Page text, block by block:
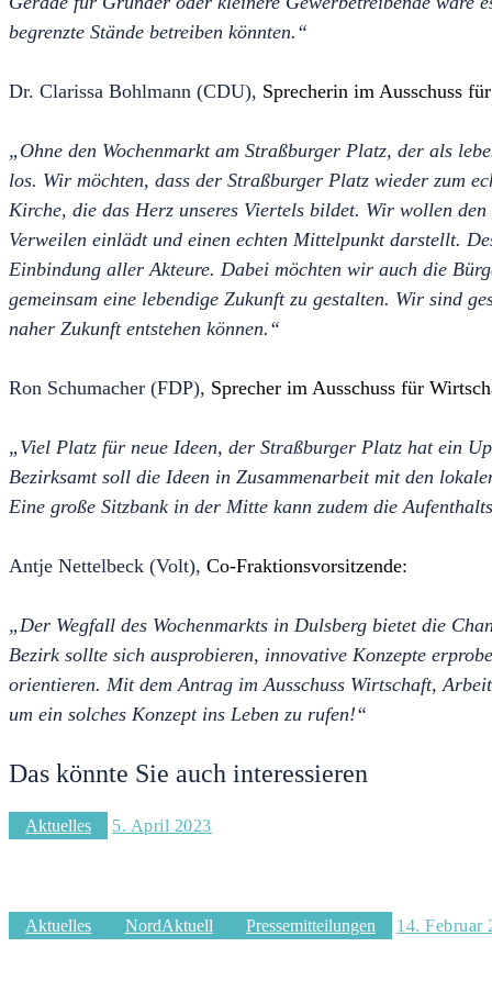
begrenzte Stände betreiben könnten.“
Dr. Clarissa Bohlmann (CDU), Sprecherin im Ausschuss
„Ohne den Wochenmarkt am Straßburger Platz, der als
los. Wir möchten, dass der Straßburger Platz wieder zum
Kirche, die das Herz unseres Viertels bildet. Wir wollen
Verweilen einlädt und einen echten Mittelpunkt darstellt.
Einbindung aller Akteure. Dabei möchten wir auch die
gemeinsam eine lebendige Zukunft zu gestalten. Wir sind
naher Zukunft entstehen können.“
Ron Schumacher (FDP), Sprecher im Ausschuss für
„Viel Platz für neue Ideen, der Straßburger Platz hat ein
Bezirksamt soll die Ideen in Zusammenarbeit mit den
Eine große Sitzbank in der Mitte kann zudem die
Antje Nettelbeck (Volt), Co-Fraktionsvorsitzende:
„Der Wegfall des Wochenmarkts in Dulsberg bietet die
Bezirk sollte sich ausprobieren, innovative Konzepte
orientieren. Mit dem Antrag im Ausschuss Wirtschaft,
um ein solches Konzept ins Leben zu rufen!“
Das könnte Sie auch interessieren
Aktuelles 5. April 2023
Aktuelles NordAktuell Pressemitteilungen 14. Februar